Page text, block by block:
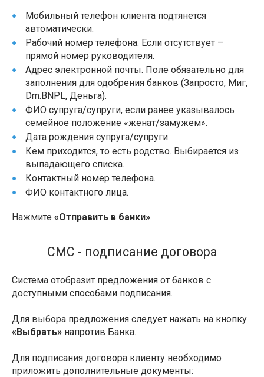
Мобильный телефон клиента подтянется
автоматически.
Рабочий номер телефона. Если отсутствует –
прямой номер руководителя.
Адрес электронной почты. Поле обязательно для
заполнения для одобрения банков (Запросто, Миг,
Dm.BNPL, Деньга).
ФИО супруга/супруги, если ранее указывалось
семейное положение «женат/замужем».
Дата рождения супруга/супруги.
Кем приходится, то есть родство. Выбирается из
выпадающего списка.
Контактный номер телефона.
ФИО контактного лица.
Нажмите «Отправить в банки».
СМС - подписание договора
Система отобразит предложения от банков с
доступными способами подписания.
Для выбора предложения следует нажать на кнопку
«Выбрать» напротив Банка.
Для подписания договора клиенту необходимо
приложить дополнительные документы: